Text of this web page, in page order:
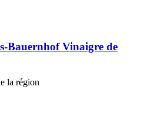
BauernhofVinaigre de
la région